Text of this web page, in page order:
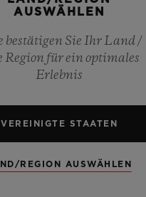
SKY BLUE
AUSWÄHLEN
bestätigen Sie Ihr Land /
Region für ein optimales
Erlebnis
VEREINIGTE STAATEN
REGION AUSWÄHLEN